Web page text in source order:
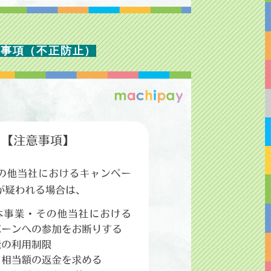
項（不正防止）